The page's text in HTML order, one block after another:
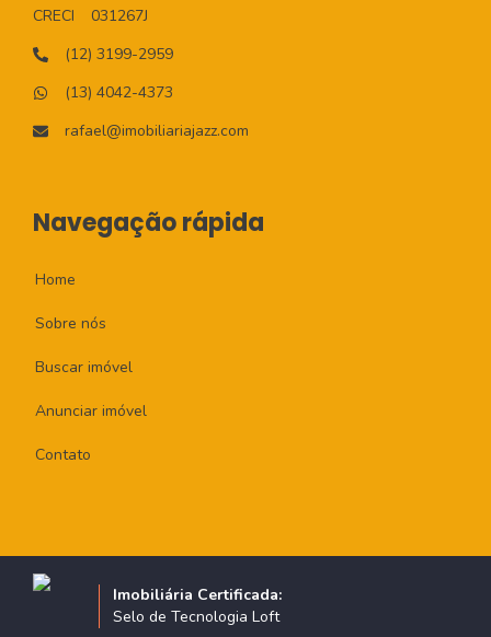
CRECI
031267J
(12) 3199-2959
(13) 4042-4373
rafael@imobiliariajazz.com
Navegação rápida
Home
Sobre nós
Buscar imóvel
Anunciar imóvel
Contato
Imobiliária Certificada:
Selo de Tecnologia Loft